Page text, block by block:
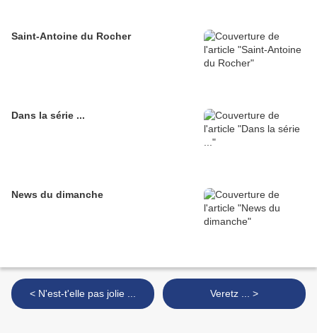
Saint-Antoine du Rocher
Dans la série ...
News du dimanche
< N'est-t'elle pas jolie ... Veretz ... >